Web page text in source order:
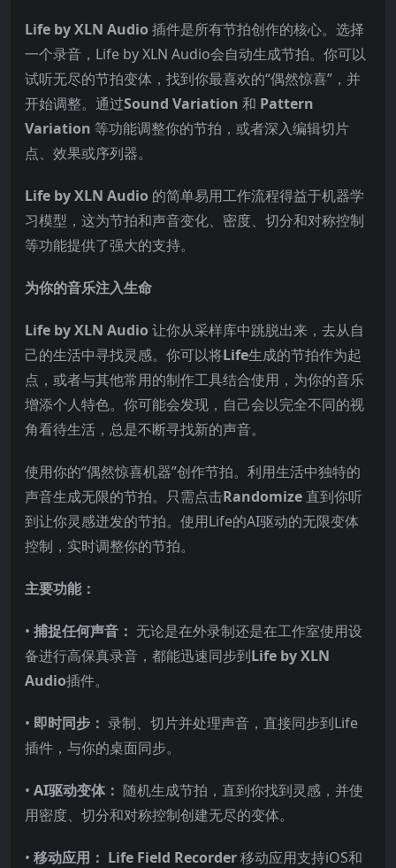
Life by XLN Audio 插件是所有节拍创作的核心。选择
一个录音，Life by XLN Audio会自动生成节拍。你可以
试听无尽的节拍变体，找到你最喜欢的“偶然惊喜”，并
开始调整。通过Sound Variation 和 Pattern
Variation 等功能调整你的节拍，或者深入编辑切片
点、效果或序列器。
Life by XLN Audio 的简单易用工作流程得益于机器学
习模型，这为节拍和声音变化、密度、切分和对称控制
等功能提供了强大的支持。
为你的音乐注入生命
Life by XLN Audio 让你从采样库中跳脱出来，去从自
己的生活中寻找灵感。你可以将Life生成的节拍作为起
点，或者与其他常用的制作工具结合使用，为你的音乐
增添个人特色。你可能会发现，自己会以完全不同的视
角看待生活，总是不断寻找新的声音。
使用你的“偶然惊喜机器”创作节拍。利用生活中独特的
声音生成无限的节拍。只需点击Randomize 直到你听
到让你灵感迸发的节拍。使用Life的AI驱动的无限变体
控制，实时调整你的节拍。
主要功能：
• 捕捉任何声音： 无论是在外录制还是在工作室使用设
备进行高保真录音，都能迅速同步到Life by XLN
Audio插件。
• 即时同步： 录制、切片并处理声音，直接同步到Life
插件，与你的桌面同步。
• AI驱动变体： 随机生成节拍，直到你找到灵感，并使
用密度、切分和对称控制创建无尽的变体。
• 移动应用： Life Field Recorder移动应用支持iOS和